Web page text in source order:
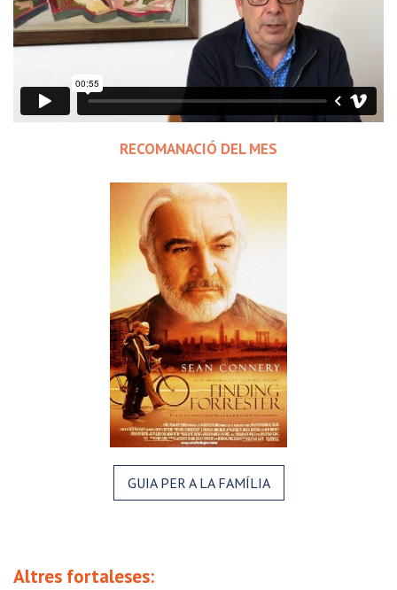
RECOMANACIÓ DEL MES
GUIA PER A LA FAMÍLIA
Altres fortaleses: